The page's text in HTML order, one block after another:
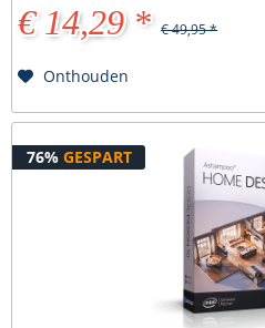
€ 14,29 * € 49,95 *
Onthouden
76% GESPART